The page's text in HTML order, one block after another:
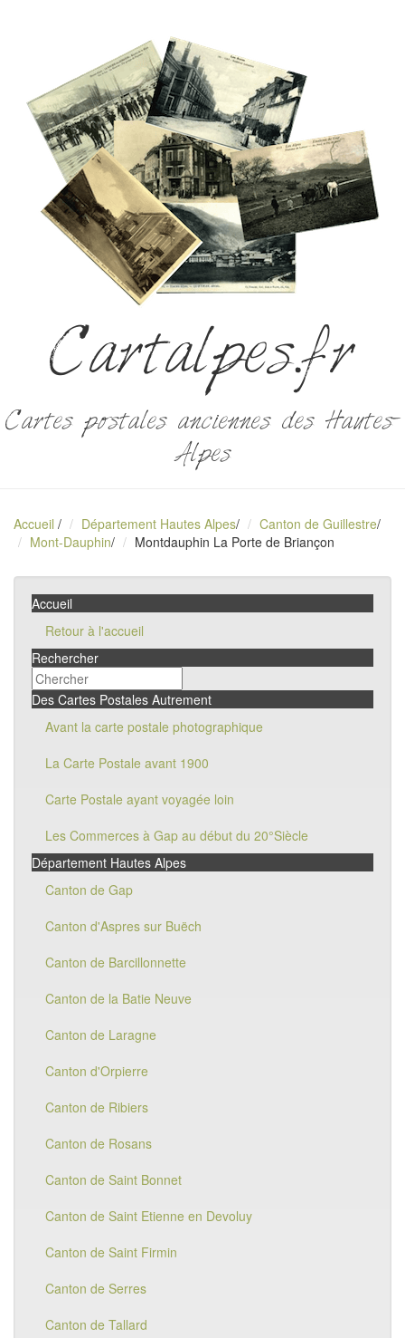
Cartalpes.fr
Cartes postales anciennes des Hautes-
Alpes
Accueil / Département Hautes Alpes/ Canton de Guillestre/
Mont-Dauphin/ Montdauphin La Porte de Briançon
Accueil
Retour à l'accueil
Rechercher
Des Cartes Postales Autrement
Avant la carte postale photographique
La Carte Postale avant 1900
Carte Postale ayant voyagée loin
Les Commerces à Gap au début du 20°Siècle
Département Hautes Alpes
Canton de Gap
Canton d'Aspres sur Buëch
Canton de Barcillonnette
Canton de la Batie Neuve
Canton de Laragne
Canton d'Orpierre
Canton de Ribiers
Canton de Rosans
Canton de Saint Bonnet
Canton de Saint Etienne en Devoluy
Canton de Saint Firmin
Canton de Serres
Canton de Tallard